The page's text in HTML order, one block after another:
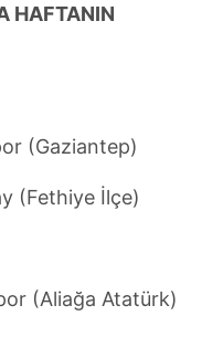
HAFTANIN
(Gaziantep)
(Fethiye İlçe)
(Aliağa Atatürk)